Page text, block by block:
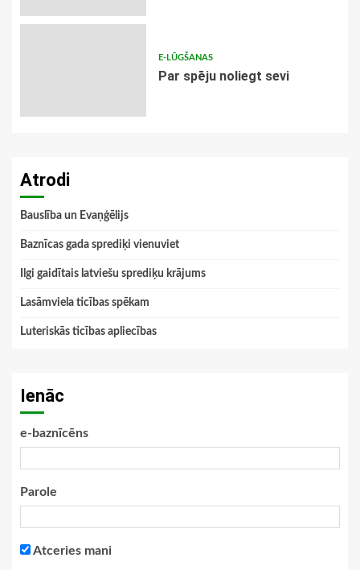
E-LŪGŠANAS
Par spēju noliegt sevi
Atrodi
Bauslība un Evaņģēlijs
Baznīcas gada sprediķi vienuviet
Ilgi gaidītais latviešu sprediķu krājums
Lasāmviela ticības spēkam
Luteriskās ticības apliecības
Ienāc
e-baznīcēns
Parole
Atceries mani